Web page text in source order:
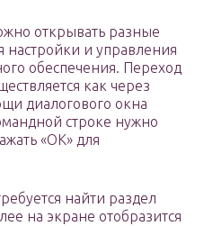
открывать разные
и управления
обеспечения. Переход
как через
диалогового окна
строке нужно
«ОК» для
найти раздел
на экране отобразится